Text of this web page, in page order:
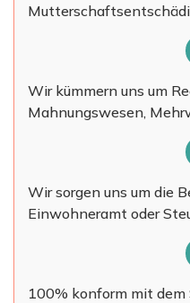
Wir kümmern uns um
Mahnungswesen,
Wir sorgen uns um die
Einwohneramt oder
100% konform mit dem